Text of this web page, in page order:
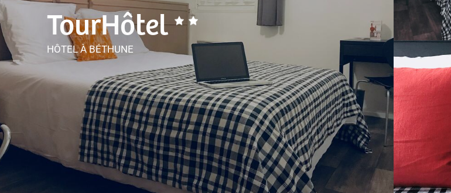
TourHôtel
HÔTELÀ BÉTHUNE